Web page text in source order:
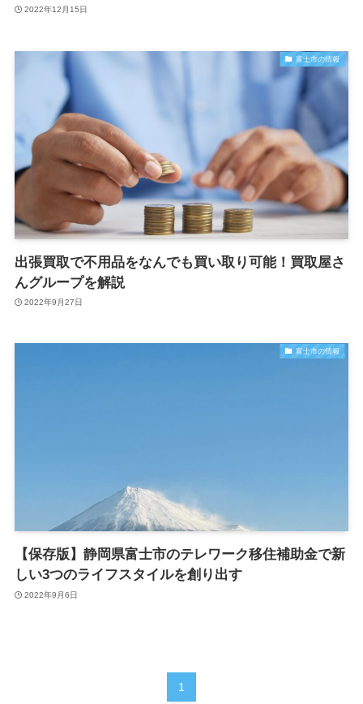
2022年12月15日
富士市の情報
出張買取で不用品をなんでも買い取り可能！買取屋さ
んグループを解説
2022年9月27日
富士市の情報
【保存版】静岡県富士市のテレワーク移住補助金で新
しい3つのライフスタイルを創り出す
2022年9月6日
1